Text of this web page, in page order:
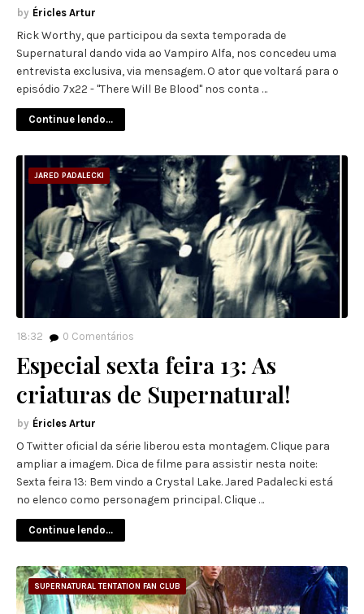
Éricles Artur
Rick Worthy, que participou da sexta temporada de
Supernatural dando vida ao Vampiro Alfa, nos concedeu uma
entrevista exclusiva, via mensagem. O ator que voltará para o
episódio 7x22 - "There Will Be Blood" nos conta …
Continue lendo...
JARED PADALECKI
18:32 0 Comentários
Especial sexta feira 13: As
criaturas de Supernatural!
Éricles Artur
O Twitter oficial da série liberou esta montagem. Clique para
ampliar a imagem. Dica de filme para assistir nesta noite:
Sexta feira 13: Bem vindo a Crystal Lake. Jared Padalecki está
no elenco como personagem principal. Clique …
Continue lendo...
SUPERNATURAL TENTATION FAN CLUB